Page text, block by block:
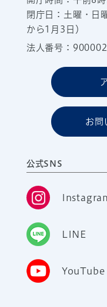
閉庁日：土曜・日
から1月3日）
法人番号：
お問
公式SNS
LINE
YouTube